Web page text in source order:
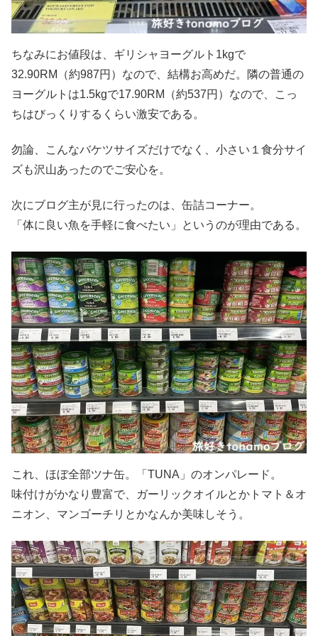
ちなみにお値段は、ギリシャヨーグルト1kgで
32.90RM（約987円）なので、結構お高めだ。隣の普通の
ヨーグルトは1.5kgで17.90RM（約537円）なので、こっ
ちはびっくりするくらい激安である。
勿論、こんなバケツサイズだけでなく、小さい１食分サイ
ズも沢山あったのでご安心を。
次にブログ主が見に行ったのは、缶詰コーナー。
「体に良い魚を手軽に食べたい」というのが理由である。
これ、ほぼ全部ツナ缶。「TUNA」のオンパレード。
味付けがかなり豊富で、ガーリックオイルとかトマト＆オ
ニオン、マンゴーチリとかなんか美味しそう。